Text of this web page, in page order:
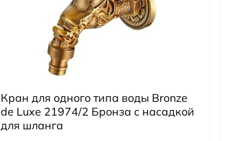
Кран для одного типа воды Bronze
de Luxe 21974/2 Бронза с насадкой
для шланга